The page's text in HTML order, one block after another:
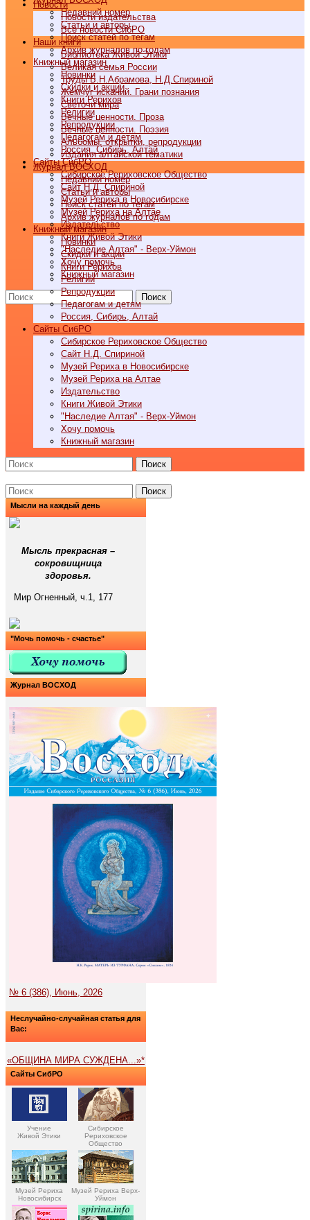
Недавний номер
Статьи и авторы
Поиск статей по тегам
Архив журналов по годам
Книжный магазин
Новинки
Скидки и акции
Книги Рерихов
Религии
Репродукции
Педагогам и детям
Россия, Сибирь, Алтай
Cайты СибРО
Сибирское Рериховское Общество
Сайт Н.Д. Спириной
Музей Рериха в Новосибирске
Музей Рериха на Алтае
Издательство
Книги Живой Этики
"Наследие Алтая" - Верх-Уймон
Хочу помочь
Книжный магазин
Поиск
Новости
Новости издательства
Все новости СибРО
Наши книги
Библиотека Живой Этики
Великая семья России
Труды Б.Н.Абрамова, Н.Д.Спириной
Жемчуг исканий. Грани познания
Светочи мира
Вечные ценности. Проза
Вечные ценности. Поэзия
Альбомы, открытки, репродукции
Издания алтайской тематики
Журнал ВОСХОД
Недавний номер
Статьи и авторы
Поиск статей по тегам
Архив журналов по годам
Книжный магазин
Новинки
Скидки и акции
Книги Рерихов
Религии
Репродукции
Педагогам и детям
Россия, Сибирь, Алтай
Cайты СибРО
Сибирское Рериховское Общество
Сайт Н.Д. Спириной
Музей Рериха в Новосибирске
Музей Рериха на Алтае
Издательство
Книги Живой Этики
"Наследие Алтая" - Верх-Уймон
Хочу помочь
Книжный магазин
Поиск
Поиск
Мысли на каждый день
Мысль прекрасная –
сокровищница
здоровья.
Мир Огненный, ч.1, 177
"Мочь помочь - счастье"
Журнал ВОСХОД
№ 6 (386), Июнь, 2026
Неслучайно-случайная статья для
Вас:
«ОБЩИНА МИРА СУЖДЕНА...»*
Сайты СибРО
Учение
Живой Этики
Сибирское
Рериховское
Общество
Музей Рериха
Новосибирск
Музей Рериха Верх-
Уймон